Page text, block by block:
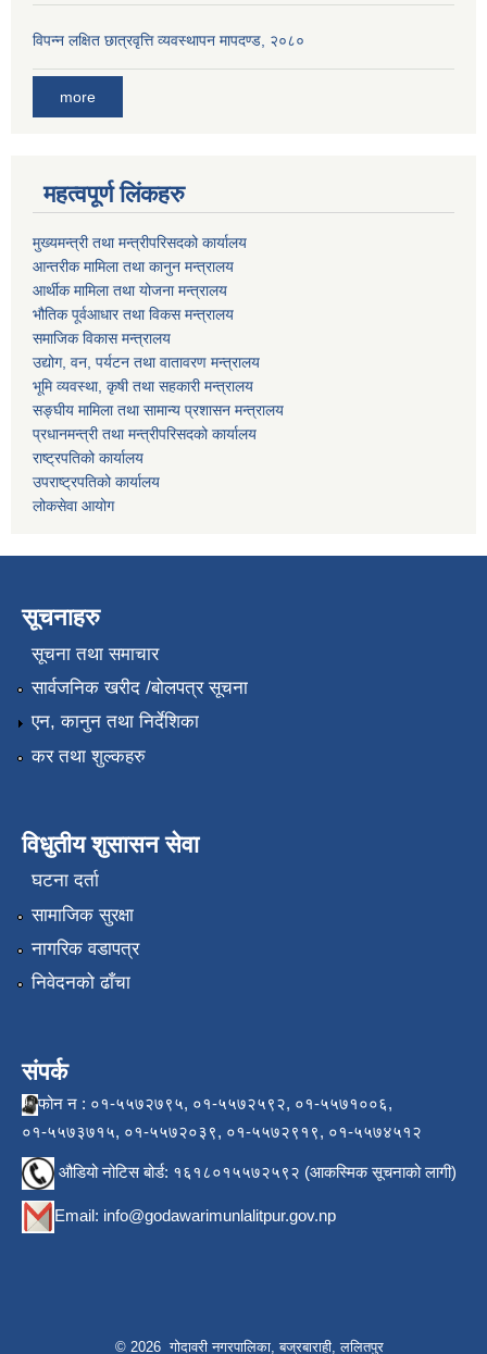
विपन्न लक्षित छात्रवृत्ति व्यवस्थापन मापदण्ड, २०८०
more
महत्वपूर्ण लिंकहरु
मुख्यमन्त्री तथा मन्त्रीपरिसदको कार्यालय
आन्तरीक मामिला तथा कानुन मन्त्रालय
आर्थीक मामिला तथा योजना मन्त्रालय
भौतिक पूर्वआधार तथा विकस मन्त्रालय
समाजिक विकास मन्त्रालय
उद्योग, वन, पर्यटन तथा वातावरण मन्त्रालय
भूमि व्यवस्था, कृषी तथा सहकारी मन्त्रालय
सङ्घीय मामिला तथा सामान्य प्रशासन मन्त्रालय
प्रधानमन्त्री तथा मन्त्रीपरिसदको कार्यालय
राष्ट्रपतिको कार्यालय
उपराष्ट्रपतिको कार्यालय
लोकसेवा आयोग
सूचनाहरु
सूचना तथा समाचार
सार्वजनिक खरीद /बोलपत्र सूचना
एन, कानुन तथा निर्देशिका
कर तथा शुल्कहरु
विधुतीय शुसासन सेवा
घटना दर्ता
सामाजिक सुरक्षा
नागरिक वडापत्र
निवेदनको ढाँचा
संपर्क
फोन न : ०१-५५७२७९५, ०१-५५७२५९२, ०१-५५७१००६,
०१-५५७३७१५, ०१-५५७२०३९, ०१-५५७२९१९, ०१-५५७४५१२
औडियो नोटिस बोर्ड: १६१८०१५५७२५९२ (आकस्मिक सूचनाको लागी)
Email: info@godawarimunlalitpur.gov.np
© 2026 गोदावरी नगरपालिका, बज्रबाराही, ललितपुर